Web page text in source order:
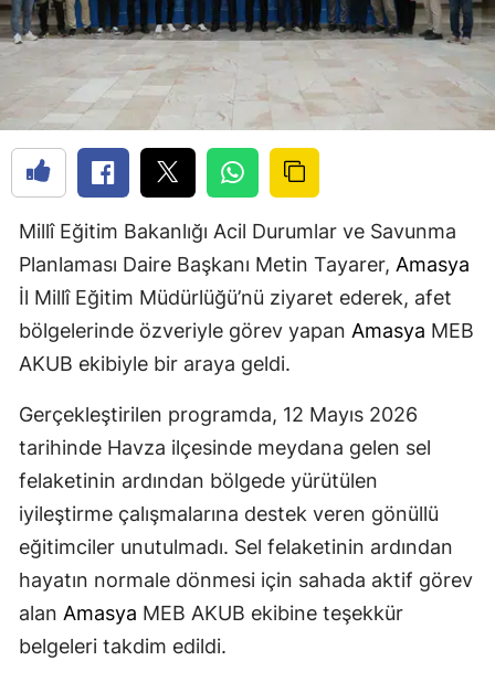
Millî Eğitim Bakanlığı Acil Durumlar ve Savunma
Planlaması Daire Başkanı Metin Tayarer, Amasya
İl Millî Eğitim Müdürlüğü’nü ziyaret ederek, afet
bölgelerinde özveriyle görev yapan Amasya MEB
AKUB ekibiyle bir araya geldi.
Gerçekleştirilen programda, 12 Mayıs 2026
tarihinde Havza ilçesinde meydana gelen sel
felaketinin ardından bölgede yürütülen
iyileştirme çalışmalarına destek veren gönüllü
eğitimciler unutulmadı. Sel felaketinin ardından
hayatın normale dönmesi için sahada aktif görev
alan Amasya MEB AKUB ekibine teşekkür
belgeleri takdim edildi.